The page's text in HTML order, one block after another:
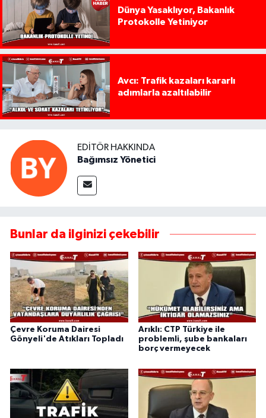
Dünya Yasaklıyor, Bakanlık
Protokolle Yetiniyor
Avcı: Trafik kazaları kararlı
adımlarla azaltılabilir
EDITÖR HAKKINDA
Bağımsız Yönetici
Bunlar da ilginizi çekebilir
Çevre Koruma Dairesi
Gönyeli'de Atıkları Topladı
Arıklı: CTP Türkiye ile
problemli, şube bankaları
borç vermeyecek